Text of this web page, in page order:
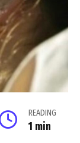
READING
1 min